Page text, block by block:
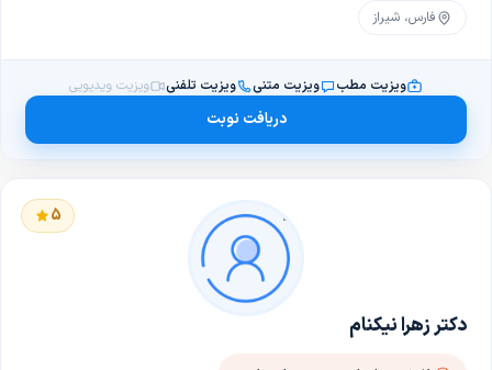
فارس، شیراز
ویزیت مطب ویزیت متنی ویزیت تلفنی ویزیت ویدیویی
دریافت نوبت
5
دکتر زهرا نیکنام